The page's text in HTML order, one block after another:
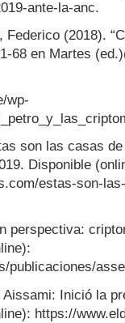
ante-la-anc.
(2018).
68 en Martes
wp-
son las casas
Disponible
estas-son-
perspectiva:
publicaciones/
Inició la
https://